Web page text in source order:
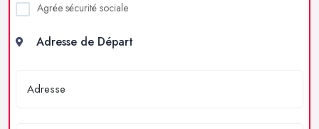
Agrée sécurité sociale
Adresse de Départ